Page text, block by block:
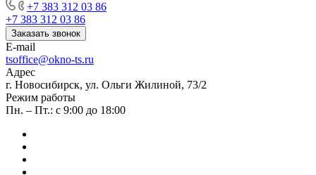
+7 383 312 03 86
+7 383 312 03 86
Заказать звонок
E-mail
tsoffice@okno-ts.ru
Адрес
г. Новосибирск, ул. Ольги Жилиной, 73/2
Режим работы
Пн. – Пт.: с 9:00 до 18:00